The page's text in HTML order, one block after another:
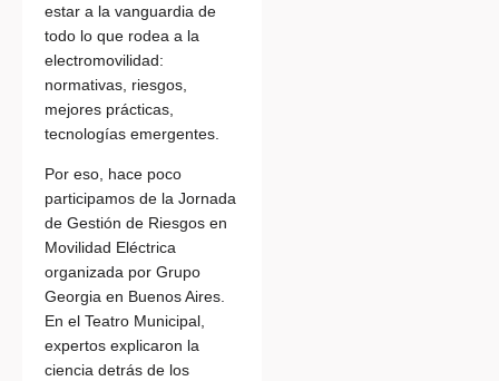
estar a la vanguardia de
todo lo que rodea a la
electromovilidad:
normativas, riesgos,
mejores prácticas,
tecnologías emergentes.
Por eso, hace poco
participamos de la Jornada
de Gestión de Riesgos en
Movilidad Eléctrica
organizada por Grupo
Georgia en Buenos Aires.
En el Teatro Municipal,
expertos explicaron la
ciencia detrás de los